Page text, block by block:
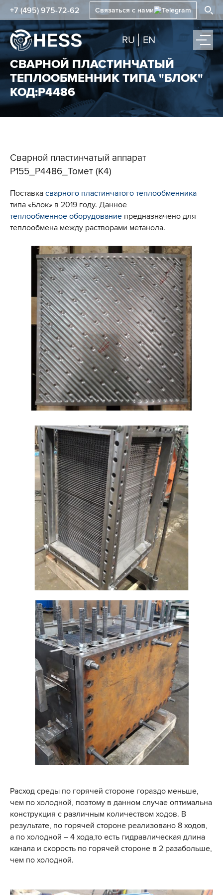
+7 (495) 975-72-62 Связаться с нами
RU EN
СВАРНОЙ ПЛАСТИНЧАТЫЙ
ТЕПЛООБМЕННИК ТИПА "БЛОК"
КОД:Р4486
Сварной пластинчатый аппарат
Р155_Р4486_Томет (К4)
Поставка сварного пластинчатого теплообменника
типа «Блок» в 2019 году. Данное
теплообменное оборудование предназначено для
теплообмена между растворами метанола.
Расход среды по горячей стороне гораздо меньше,
чем по холодной, поэтому в данном случае оптимальна
конструкция с различным количеством ходов. В
результате, по горячей стороне реализовано 8 ходов,
а по холодной – 4 хода,то есть гидравлическая длина
канала и скорость по горячей стороне в 2 разабольше,
чем по холодной.